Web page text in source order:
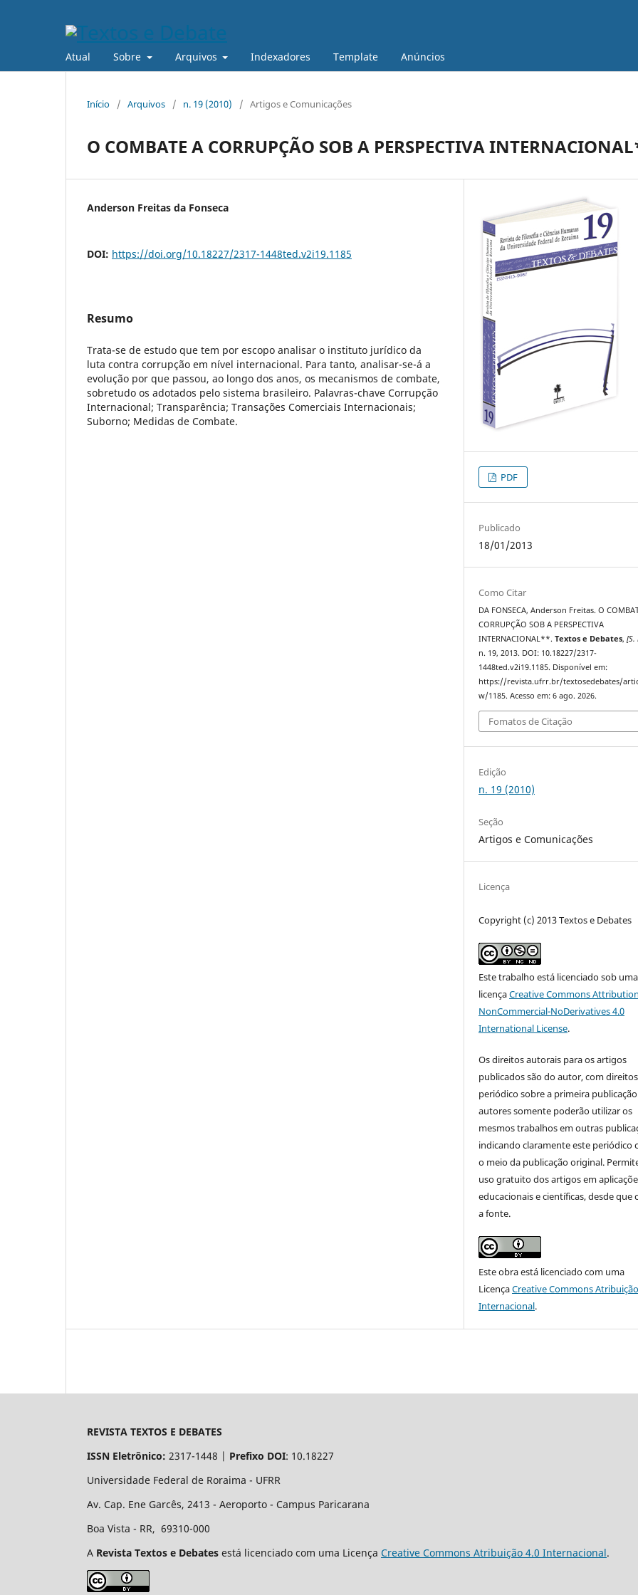
Atual Sobre Arquivos Indexadores Template Anúncios
Início / Arquivos / n. 19 (2010) / Artigos e Comunicações
O COMBATE A CORRUPÇÃO SOB A PERSPECTIVA
Anderson Freitas da Fonseca
DOI: https://doi.org/10.18227/2317-1448ted.v2i19.1185
Resumo
Trata-se de estudo que tem por escopo analisar o instituto jurídico da
luta contra corrupção em nível internacional. Para tanto, analisar-se-á a
evolução por que passou, ao longo dos anos, os mecanismos de combate,
sobretudo os adotados pelo sistema brasileiro. Palavras-chave Corrupção
Internacional; Transparência; Transações Comerciais Internacionais;
Suborno; Medidas de Combate.
PDF
Publicado
18/01/2013
Como Citar
DA FONSECA, Anderson Freitas. O
CORRUPÇÃO SOB A PERSPECTIVA
INTERNACIONAL**.Textos e Debates,[S.
n. 19, 2013. DOI: 10.18227/2317-
1448ted.v2i19.1185. Disponível em:
https://revista.ufrr.br/textosedebates/
w/1185. Acesso em: 6 ago. 2026.
Fomatos de Citação
Edição
n. 19 (2010)
Seção
Artigos e Comunicações
Licença
Copyright (c) 2013 Textos e Debates
Este trabalho está licenciado sob uma
licençaCreative Commons
NonCommercial-NoDerivatives 4.0
International License.
Os direitos autorais para os artigos
publicados são do autor, com
periódico sobre a primeira
autores somente poderão utilizar os
mesmos trabalhos em outras
indicando claramente este periódico
o meio da publicação original.
uso gratuito dos artigos em
educacionais e científicas, desde que
a fonte.
Este obra está licenciado com uma
LicençaCreative Commons
Internacional.
REVISTA TEXTOS E DEBATES
ISSN Eletrônico: 2317-1448 | Prefixo DOI: 10.18227
Universidade Federal de Roraima - UFRR
Av. Cap. Ene Garcês, 2413 - Aeroporto - Campus Paricarana
Boa Vista - RR, 69310-000
A Revista Textos e Debates está licenciado com uma Licença Creative Commons Atribuição 4.0 Internacional.